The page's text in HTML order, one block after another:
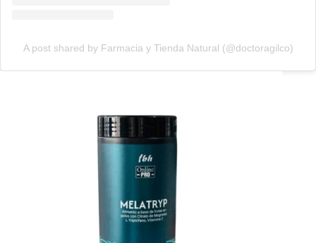
A post shared by Farmacia y Tienda Natural (@doctoragilco)